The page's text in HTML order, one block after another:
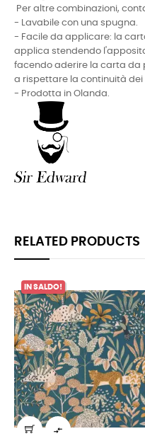
Per altre combinazioni,
- Lavabile con una spugna.
- Facile da applicare: la
applica stendendo
facendo aderire la carta da
a rispettare la continuità
- Prodotta in Olanda.
RELATED PRODUCTS
